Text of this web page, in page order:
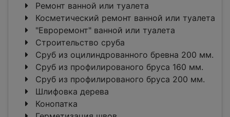
Ремонт ванной или туалета
Косметический ремонт ванной или туалета
"Евроремонт" ванной или туалета
Строительство сруба
Сруб из оцилиндрованного бревна 200 мм.
Сруб из профилированого бруса 160 мм.
Сруб из профилированого бруса 200 мм.
Шлифовка дерева
Конопатка